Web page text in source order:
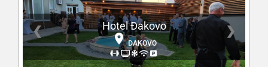
❮ ❯
Hotel Đakovo
ĐAKOVO